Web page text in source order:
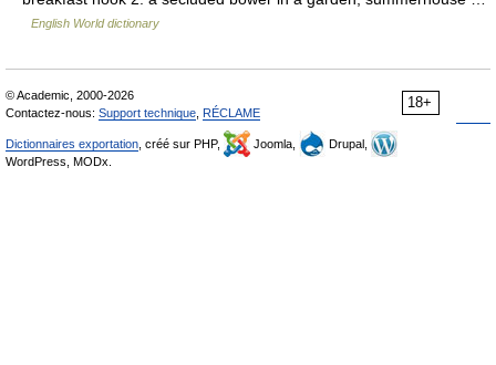
English World dictionary
18+
© Academic, 2000-2026
Contactez-nous: Support technique RÉCLAME
Dictionnaires exportation , créé sur PHP, Joomla,
Drupal,
WordPress, MODx.